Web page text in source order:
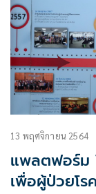
13 พฤศจิกายน 2564
แพลตฟอร์ม
เพื่อผู้ป่วยโร